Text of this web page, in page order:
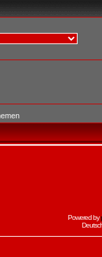
Powered by